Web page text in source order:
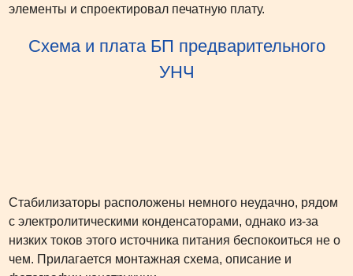
элементы и спроектировал печатную плату.
Схема и плата БП предварительного
УНЧ
Стабилизаторы расположены немного неудачно, рядом
с электролитическими конденсаторами, однако из-за
низких токов этого источника питания беспокоиться не о
чем. Прилагается монтажная схема, описание и